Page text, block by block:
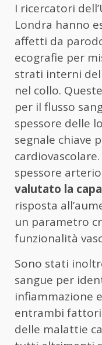
I ricercatori
Londra hanno
affetti da
ecografie per
strati interni
nel collo.
per il flusso
spessore delle
segnale chiave
spessore
valutato la
risposta
un parametro
funzionalità
Sono stati
sangue per
infiammazione
entrambi fattori
delle malattie